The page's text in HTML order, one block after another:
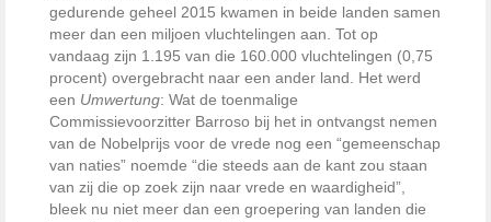
gedurende geheel 2015 kwamen in beide landen samen
meer dan een miljoen vluchtelingen aan. Tot op
vandaag zijn 1.195 van die 160.000 vluchtelingen (0,75
procent) overgebracht naar een ander land. Het werd
een Umwertung: Wat de toenmalige
Commissievoorzitter Barroso bij het in ontvangst nemen
van de Nobelprijs voor de vrede nog een “gemeenschap
van naties” noemde “die steeds aan de kant zou staan
van zij die op zoek zijn naar vrede en waardigheid”,
bleek nu niet meer dan een groepering van landen die